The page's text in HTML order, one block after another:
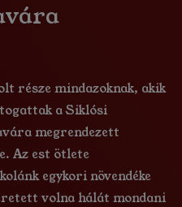
része mindazoknak, akik
a Siklósi
megrendezett
Az est ötlete
egykori növendéke
volna hálát mondani